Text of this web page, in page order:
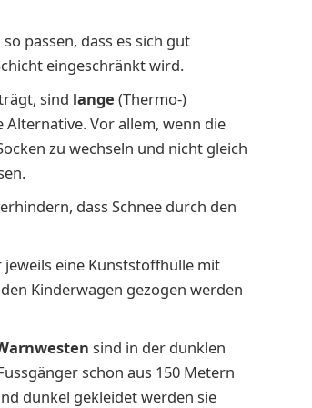
passen, dass es sich gut
eingeschränkt wird.
sind lange (Thermo-)
Alternative. Vor allem, wenn die
zu wechseln und nicht gleich
dass Schnee durch den
eine Kunststoffhülle mit
Kinderwagen gezogen werden
sind in der dunklen
schon aus 150 Metern
dunkel gekleidet werden sie